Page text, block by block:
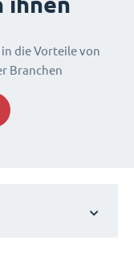
die Vorteile von
Branchen